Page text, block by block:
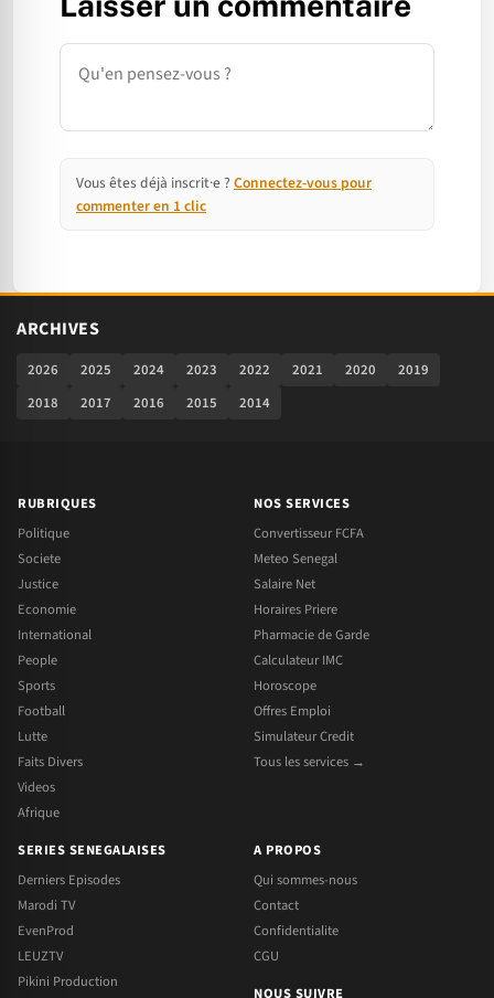
Commentaire
Vous êtes déjà inscrit·e ? Connectez-vous pour
commenter en 1 clic
ARCHIVES
2026 2025 2024 2023 2022 2021 2020
2019
2018
2017 2016 2015 2014
RUBRIQUES
Politique
Societe
Justice
Economie
International
People
Sports
Football
Lutte
Faits Divers
Videos
Afrique
NOS SERVICES
Convertisseur FCFA
Meteo Senegal
Salaire Net
Horaires Priere
Pharmacie de Garde
Calculateur IMC
Horoscope
Offres Emploi
Simulateur Credit
Tous les services →
SERIES SENEGALAISES
Derniers Episodes
Marodi TV
EvenProd
LEUZTV
Pikini Production
A PROPOS
Qui sommes-nous
Contact
Confidentialite
CGU
NOUS SUIVRE